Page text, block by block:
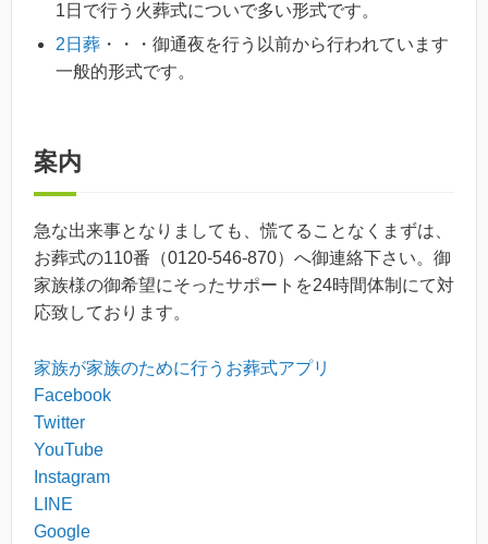
1日で行う火葬式についで多い形式です。
2日葬 ・・・御通夜を行う以前から行われています
一般的形式です。
案内
急な出来事となりましても、慌てることなくまずは、
お葬式の110番（0120-546-870）へ御連絡下さい。御
家族様の御希望にそったサポートを24時間体制にて対
応致しております。
家族が家族のために行うお葬式アプリ
Facebook
Twitter
YouTube
Instagram
LINE
Google